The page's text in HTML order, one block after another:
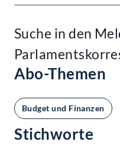
Suche in den
Abo-Themen
Budget und Finanzen
Stichworte